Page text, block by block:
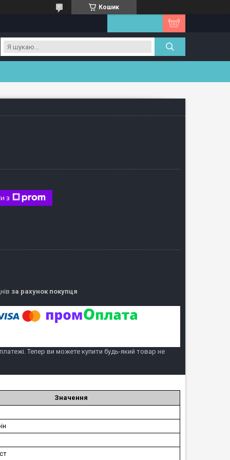
Кошик
з
за рахунок покупця
Тепер ви можете купити будь-який товар не
Значення